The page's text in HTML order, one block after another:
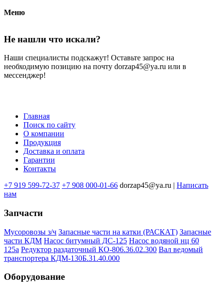
Меню
Не нашли что искали?
Наши специалисты подскажут! Оставьте запрос на
необходимую позицию на почту dorzap45@ya.ru или в
мессенджер!
Меню
подвале
Главная
Поиск по сайту
О компании
Продукция
Доставка и оплата
Гарантии
Контакты
+7 919 599-72-37 +7 908 000-01-66 dorzap45@ya.ru | Написать
нам
Запчасти
Мусоровозы з/ч Запасные части на катки (РАСКАТ) Запасные
части КДМ Насос битумный ДС-125 Насос водяной нц 60
125а Редуктор раздаточный КО-806.36.02.300 Вал ведомый
транспортера КДМ-130Б.31.40.000
Оборудование